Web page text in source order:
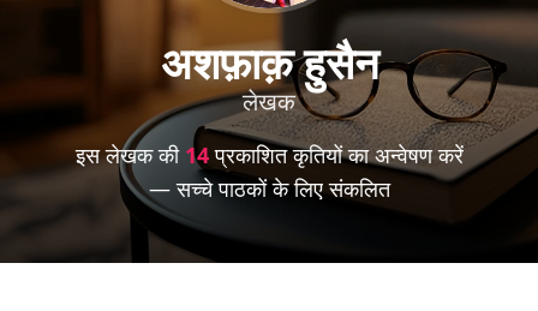
अशफ़ाक़ हुसैन
लेखक
इस लेखक की 14प्रकाशित कृतियों का अन्वेषण करें
— सच्चे पाठकों के लिए संकलित